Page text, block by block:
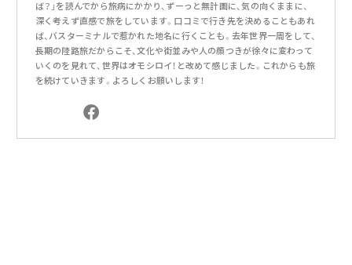
ば？」を読んでから旅病にかかり、ずーっと無計画に、気の向くままに、
深く考えず直感で旅をしています。口コミで行き先を決めることもあれ
ば、バスターミナルで惹かれた地名に行くことも。去年世界一周をして、
長期の陸路旅だからこそ、文化や街並みや人の顔つきが徐々に変わって
いくのを見れて、世界はオモシロイ！と改めて感じました。これからも旅
を続けていきます。よろしくお願いします！